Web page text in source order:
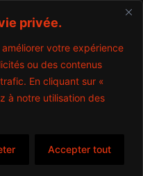
privée.
votre expérience
ou des contenus
En cliquant sur «
à notre utilisation des
Accepter tout